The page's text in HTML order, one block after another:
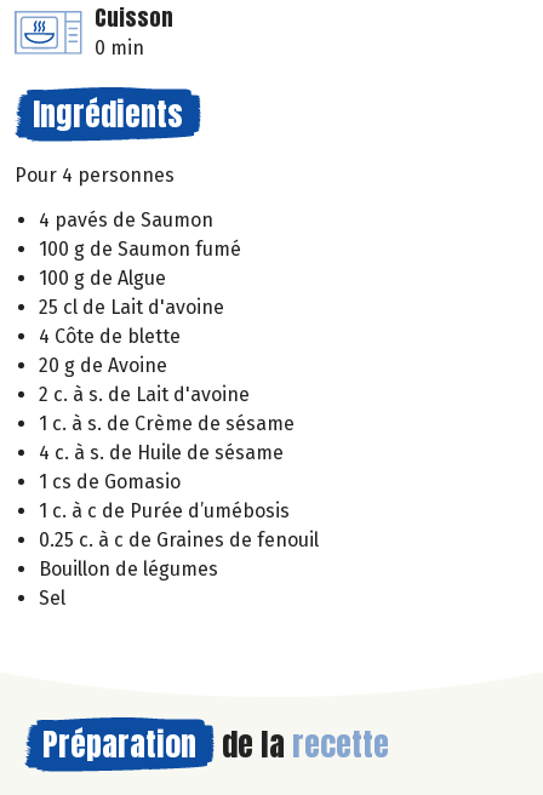
Cuisson
0 min
Ingrédients
Pour 4 personnes
4 pavés de Saumon
100 g de Saumon fumé
100 g de Algue
25 cl de Lait d'avoine
4 Côte de blette
20 g de Avoine
2 c. à s. de Lait d'avoine
1 c. à s. de Crème de sésame
4 c. à s. de Huile de sésame
1 cs de Gomasio
1 c. à c de Purée d’umébosis
0.25 c. à c de Graines de fenouil
Bouillon de légumes
Sel
Préparation de la recette